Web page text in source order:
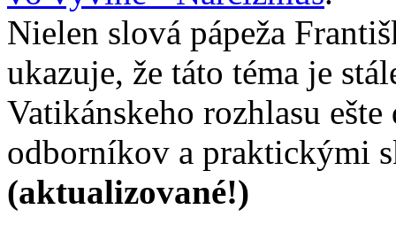
Nielen slová pápeža
ukazuje, že táto téma je
Vatikánskeho rozhlasu
odborníkov a praktickými
(aktualizované!)